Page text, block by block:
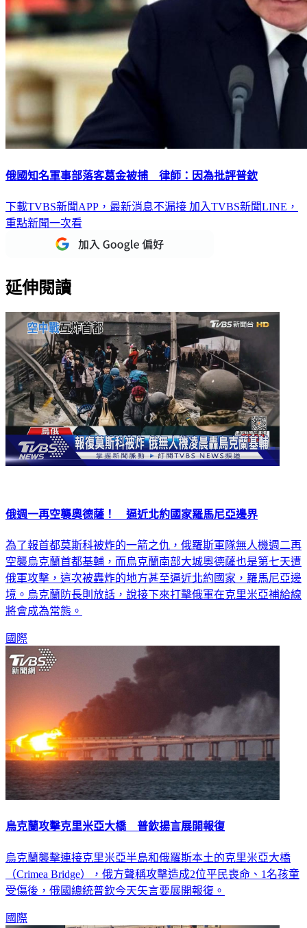
俄國知名軍事部落客葛金被捕 律師：因為批評普欽
下載TVBS新聞APP，最新消息不漏接 加入TVBS新聞LINE，
重點新聞一次看
延伸閱讀
俄週一再空襲奧德薩！ 逼近北約國家羅馬尼亞邊界
為了報首都莫斯科被炸的一箭之仇，俄羅斯軍隊無人機週二再
空襲烏克蘭首都基輔，而烏克蘭南部大城奧德薩也是第七天遭
俄軍攻擊，這次被轟炸的地方甚至逼近北約國家，羅馬尼亞邊
境。烏克蘭防長則放話，說接下來打擊俄軍在克里米亞補給線
將會成為常態。
國際
烏克蘭攻擊克里米亞大橋 普欽揚言展開報復
烏克蘭襲擊連接克里米亞半島和俄羅斯本土的克里米亞大橋
（Crimea Bridge），俄方聲稱攻擊造成2位平民喪命、1名孩童
受傷後，俄國總統普欽今天矢言要展開報復。
國際